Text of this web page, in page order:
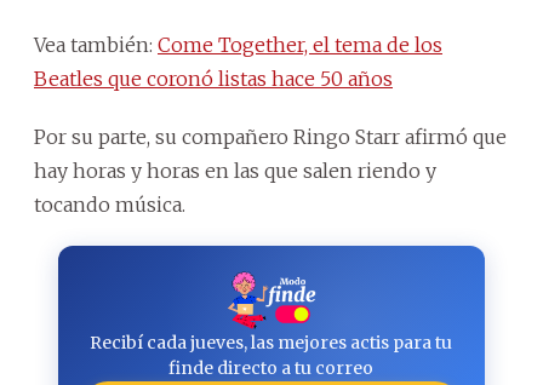
Vea también: Come Together, el tema de los
Beatles que coronó listas hace 50 años
Por su parte, su compañero Ringo Starr afirmó que
hay horas y horas en las que salen riendo y
tocando música.
Recibí cada jueves, las mejores actis para tu
finde directo a tu correo